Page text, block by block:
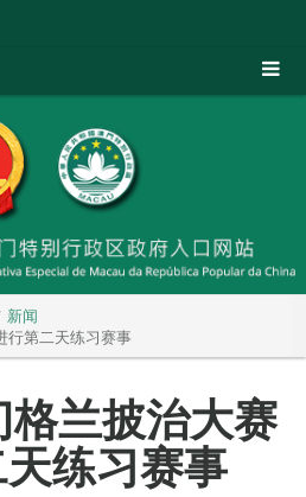
新闻
行第二天练习赛事
兰披治大赛
练习赛事